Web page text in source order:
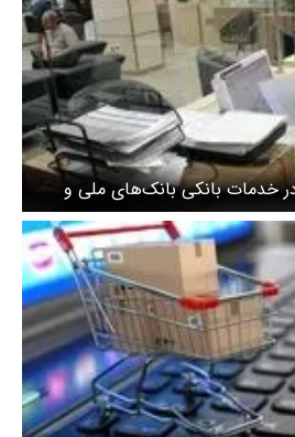
خدمات بانکی بانک‌های ملی و
می‌شود